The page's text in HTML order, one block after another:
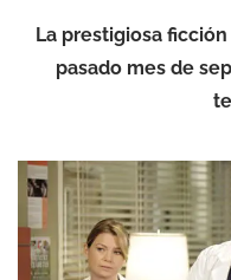
La prestigiosa ficción
pasado mes de